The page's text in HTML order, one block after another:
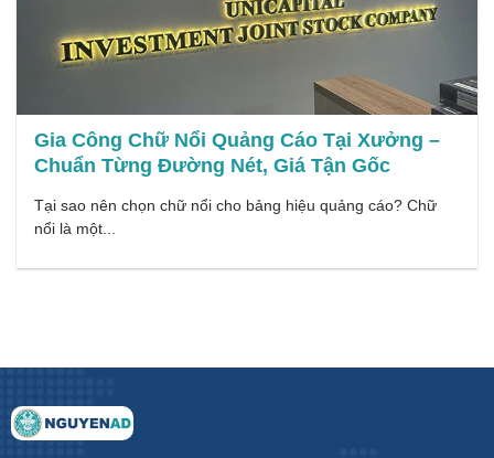
Gia Công Chữ Nổi Quảng Cáo Tại Xưởng –
Chuẩn Từng Đường Nét, Giá Tận Gốc
Tại sao nên chọn chữ nổi cho bảng hiệu quảng cáo? Chữ
nổi là một...